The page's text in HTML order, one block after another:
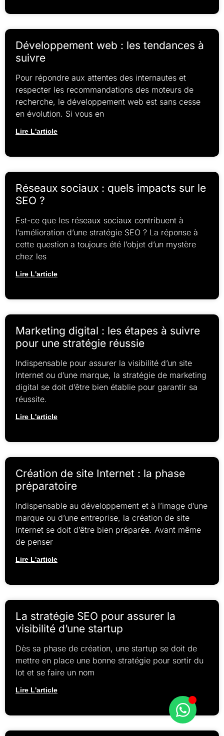
Développement web : les tendances à
suivre
Pour répondre aux attentes des internautes et
respecter les recommandations des moteurs de
recherche, le développement web est sans cesse
en évolution. Si vous en
Lire L'article
Réseaux sociaux : quels impacts sur le
SEO ?
Est-ce que les réseaux sociaux contribuent à
l’amélioration d’une stratégie SEO ? La réponse à
cette question a toujours été l’objet d’un mystère
chez les
Lire L'article
Marketing digital : les étapes à suivre
pour une stratégie réussie
Indispensable pour assurer la visibilité d’un site
Internet ou d’une marque, la stratégie de marketing
digital se doit d’être bien établie pour garantir sa
réussite.
Lire L'article
Création de site Internet : la phase
préparatoire
Indispensable au développement et à l’image d’une
marque ou d’une entreprise, la création de site
Internet se doit d’être bien préparée. Avant même
de penser
Lire L'article
La stratégie SEO pour assurer la
visibilité d’une startup
Dès sa phase de création, une startup se doit de
mettre en place une bonne stratégie pour sortir du
lot et se faire un nom
Lire L'article